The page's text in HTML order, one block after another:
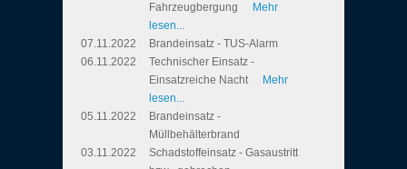
Fahrzeugbergung
Mehr
lesen...
07.11.2022
Brandeinsatz - TUS-Alarm
06.11.2022
Technischer Einsatz -
Einsatzreiche Nacht
Mehr
lesen...
05.11.2022
Brandeinsatz -
Müllbehälterbrand
03.11.2022
Schadstoffeinsatz - Gasaustritt